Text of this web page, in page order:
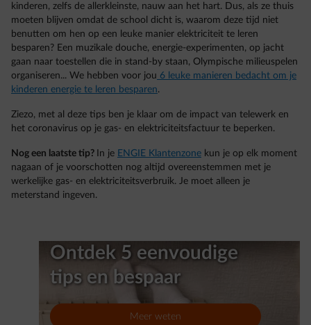
kinderen, zelfs de allerkleinste, nauw aan het hart. Dus, als ze thuis
moeten blijven omdat de school dicht is, waarom deze tijd niet
benutten om hen op een leuke manier elektriciteit te leren
besparen? Een muzikale douche, energie-experimenten, op jacht
gaan naar toestellen die in stand-by staan, Olympische milieuspelen
organiseren... We hebben voor jou 6 leuke manieren bedacht om je
kinderen energie te leren besparen.
Ziezo, met al deze tips ben je klaar om de impact van telewerk en
het coronavirus op je gas- en elektriciteitsfactuur te beperken.
Nog een laatste tip? In je ENGIE Klantenzone kun je op elk moment
nagaan of je voorschotten nog altijd overeenstemmen met je
werkelijke gas- en elektriciteitsverbruik. Je moet alleen je
meterstand ingeven.
Ontdek 5 eenvoudige
tips en bespaar
Meer weten